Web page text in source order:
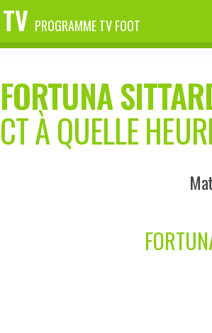
PROGRAMME TV FOOT
FORTUNA
À QUELLE